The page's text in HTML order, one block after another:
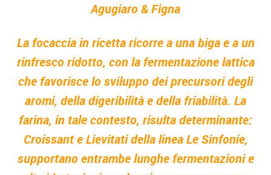
Agugiaro & Figna
La focaccia in ricetta ricorre a una biga e a un
rinfresco ridotto, con la fermentazione lattica
che favorisce lo sviluppo dei precursori degli
aromi, della digeribilità e della friabilità. La
farina, in tale contesto, risulta determinante:
Croissant e Lievitati della linea Le Sinfonie,
supportano entrambe lunghe fermentazioni e